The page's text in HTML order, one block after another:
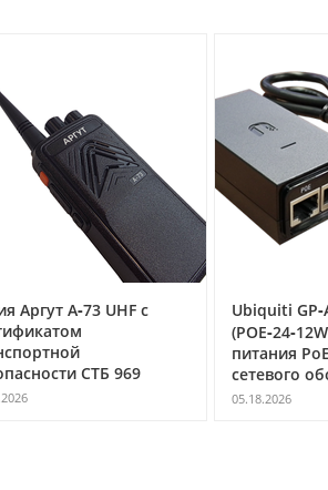
GP‑A240‑050
— инжектор
PoE 24 В, 0,5 А для
оборудования
Гид по
Hytera в